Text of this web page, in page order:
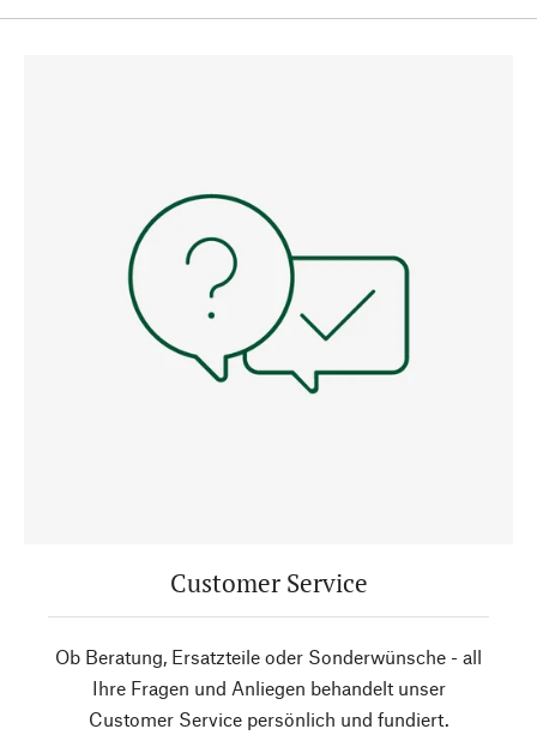
Customer Service
Ob Beratung, Ersatzteile oder Sonderwünsche - all
Ihre Fragen und Anliegen behandelt unser
Customer Service persönlich und fundiert.